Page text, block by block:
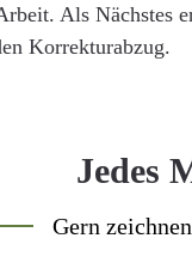
Als Nächstes
Korrekturabzug.
Jedes
Gern